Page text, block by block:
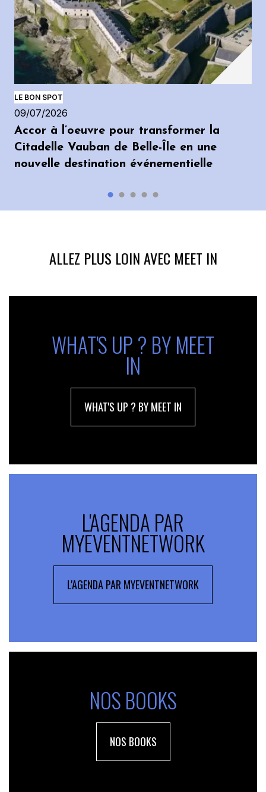
LE BON SPOT
09/07/2026
Accor à l’oeuvre pour transformer la
Citadelle Vauban de Belle-Île en une
nouvelle destination événementielle
ALLEZ PLUS LOIN AVEC MEET IN
WHAT'S UP ? BY MEET
IN
WHAT'S UP ? BY MEET IN
L'AGENDA PAR
MYEVENTNETWORK
L'AGENDA PAR MYEVENTNETWORK
NOS BOOKS
NOS BOOKS